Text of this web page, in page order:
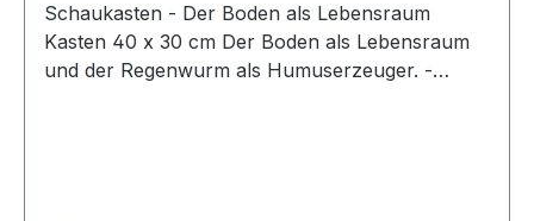
Schaukasten - Der Boden als Lebensraum
Kasten 40 x 30 cm Der Boden als Lebensraum
und der Regenwurm als Humuserzeuger. -